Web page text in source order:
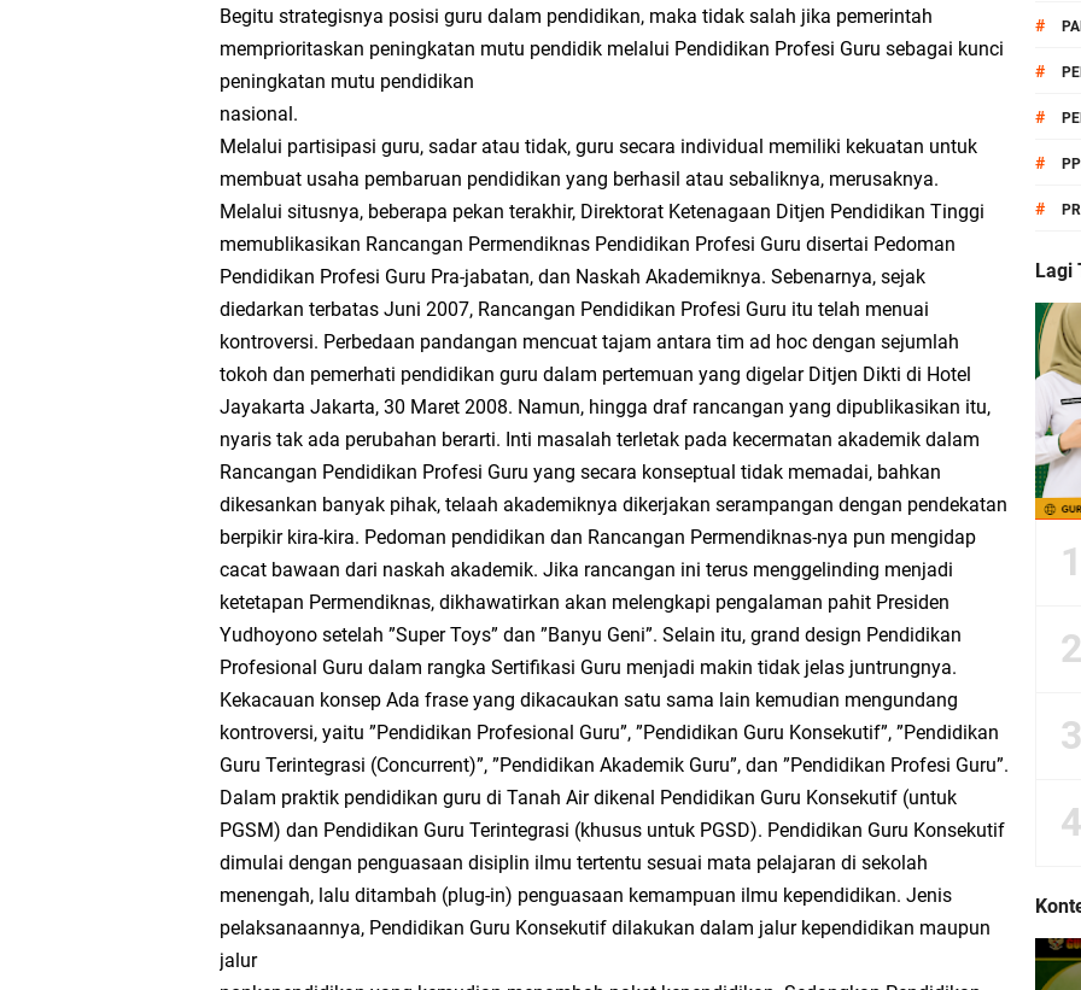
Modul Kokurikuler Kurikulum Berbasis Cinta (KBC) MTs Lengkap Kelas 7, 8, dan 9 | Siap Pakai Tahun
Terbaru
Latihan Soal dan Materi Asas Pendidikan Pancasila Kelas 8 Semester Genap
MTsN 2 Lampung Utara Mulai Seleksi PMB Jalur Prestasi TP 2026/2027
Plt Kasi Penmad dan Kepala Madrasah Lepas Keberangkatan Delegasi MTs 2 Lampung Utara
Nasional KoSSMI 2026
Menelusuri Proses Perumusan dan Pengesahan UUD NRI Tahun 1945
Tugas Materi Tantangan dan Upaya Pemenuhan Hak dan Kewajiban Warga Negara
Berantas Ekstremisme Demi Hak Aman Warga Negara
Hak dan Kewajiban Warga Negara dalam UUD NRI Tahun 1945
Pancasila sebagai Pandangan Hidup Bangsaku
Suara Kita, Suara Bangsa: Belajar Menyampaikan Aspirasi dengan Bijak
Tantangan dan Upaya Pemenuhan Hak dan Kewajiban Warga Negara
Begitu strategisnya posisi guru dalam pendidikan, maka tidak salah jika pemerintah
memprioritaskan peningkatan mutu pendidik melalui Pendidikan Profesi Guru sebagai kunci
peningkatan mutu pendidikan
nasional.
Melalui partisipasi guru, sadar atau tidak, guru secara individual memiliki kekuatan untuk
membuat usaha pembaruan pendidikan yang berhasil atau sebaliknya, merusaknya.
Melalui situsnya, beberapa pekan terakhir, Direktorat Ketenagaan Ditjen Pendidikan Tinggi
memublikasikan Rancangan Permendiknas Pendidikan Profesi Guru disertai Pedoman
Pendidikan Profesi Guru Pra-jabatan, dan Naskah Akademiknya. Sebenarnya, sejak
diedarkan terbatas Juni 2007, Rancangan Pendidikan Profesi Guru itu telah menuai
kontroversi. Perbedaan pandangan mencuat tajam antara tim ad hoc dengan sejumlah
tokoh dan pemerhati pendidikan guru dalam pertemuan yang digelar Ditjen Dikti di Hotel
Jayakarta Jakarta, 30 Maret 2008. Namun, hingga draf rancangan yang dipublikasikan itu,
nyaris tak ada perubahan berarti. Inti masalah terletak pada kecermatan akademik dalam
Rancangan Pendidikan Profesi Guru yang secara konseptual tidak memadai, bahkan
dikesankan banyak pihak, telaah akademiknya dikerjakan serampangan dengan pendekatan
berpikir kira-kira. Pedoman pendidikan dan Rancangan Permendiknas-nya pun mengidap
cacat bawaan dari naskah akademik. Jika rancangan ini terus menggelinding menjadi
ketetapan Permendiknas, dikhawatirkan akan melengkapi pengalaman pahit Presiden
Yudhoyono setelah ”Super Toys” dan ”Banyu Geni”. Selain itu, grand design Pendidikan
Profesional Guru dalam rangka Sertifikasi Guru menjadi makin tidak jelas juntrungnya.
Kekacauan konsep Ada frase yang dikacaukan satu sama lain kemudian mengundang
kontroversi, yaitu ”Pendidikan Profesional Guru”, ”Pendidikan Guru Konsekutif”, ”Pendidikan
Guru Terintegrasi (Concurrent)”, ”Pendidikan Akademik Guru”, dan ”Pendidikan Profesi Guru”.
Dalam praktik pendidikan guru di Tanah Air dikenal Pendidikan Guru Konsekutif (untuk
PGSM) dan Pendidikan Guru Terintegrasi (khusus untuk PGSD). Pendidikan Guru Konsekutif
dimulai dengan penguasaan disiplin ilmu tertentu sesuai mata pelajaran di sekolah
menengah, lalu ditambah (plug-in) penguasaan kemampuan ilmu kependidikan. Jenis
pelaksanaannya, Pendidikan Guru Konsekutif dilakukan dalam jalur kependidikan maupun
jalur
#
#
#
#
#
Lagi